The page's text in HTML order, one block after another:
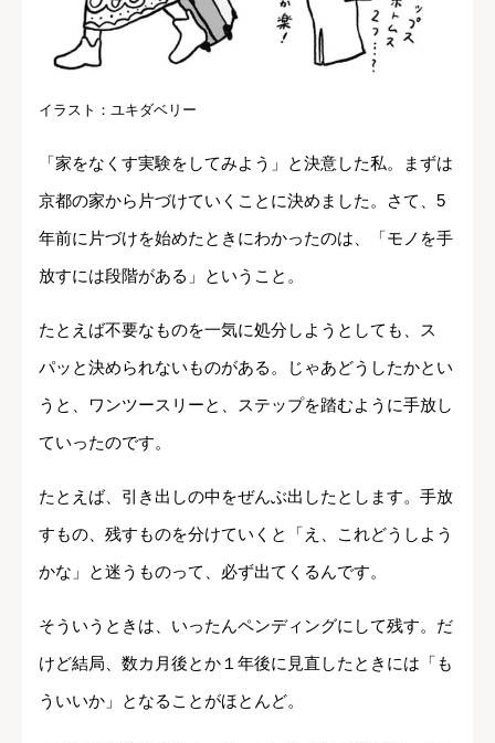
イラスト：ユキダベリー
「家をなくす実験をしてみよう」と決意した私。まずは
京都の家から片づけていくことに決めました。さて、5
年前に片づけを始めたときにわかったのは、「モノを手
放すには段階がある」ということ。
たとえば不要なものを一気に処分しようとしても、ス
パッと決められないものがある。じゃあどうしたかとい
うと、ワンツースリーと、ステップを踏むように手放し
ていったのです。
たとえば、引き出しの中をぜんぶ出したとします。手放
すもの、残すものを分けていくと「え、これどうしよう
かな」と迷うものって、必ず出てくるんです。
そういうときは、いったんペンディングにして残す。だ
けど結局、数カ月後とか１年後に見直したときには「も
ういいか」となることがほとんど。